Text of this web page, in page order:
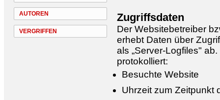
AUTOREN
VERGRIFFEN
Zugriffsdaten
Der Websitebetreiber
erhebt Daten über
als „Server-Logfiles"
protokolliert:
Besuchte Website
Uhrzeit zum Zeitpunkt